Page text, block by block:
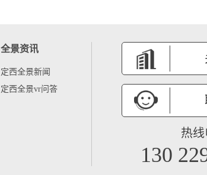
全景资讯
定西全景新闻
定西全景vr问答
热
130